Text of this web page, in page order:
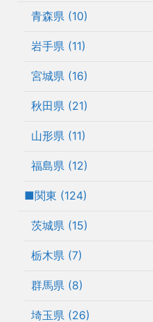
青森県 (10)
岩手県 (11)
宮城県 (16)
秋田県 (21)
山形県 (11)
福島県 (12)
■関東 (124)
茨城県 (15)
栃木県 (7)
群馬県 (8)
埼玉県 (26)